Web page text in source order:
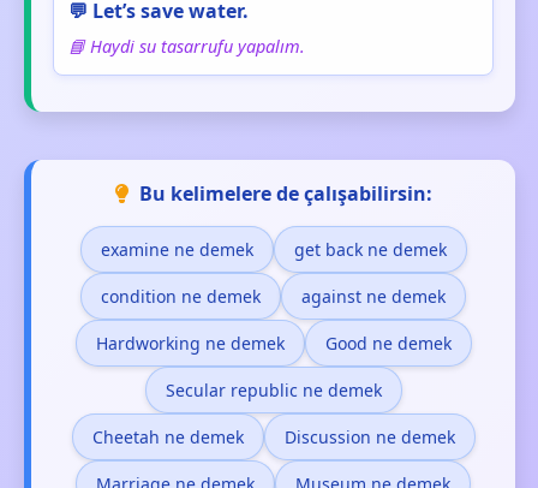
💬 Let’s save water.
📘 Haydi su tasarrufu yapalım.
Bu kelimelere de çalışabilirsin:
examine ne demek get back ne demek
condition ne demek against ne demek
Hardworking ne demek Good ne demek
Secular republic ne demek
Cheetah ne demek Discussion ne demek